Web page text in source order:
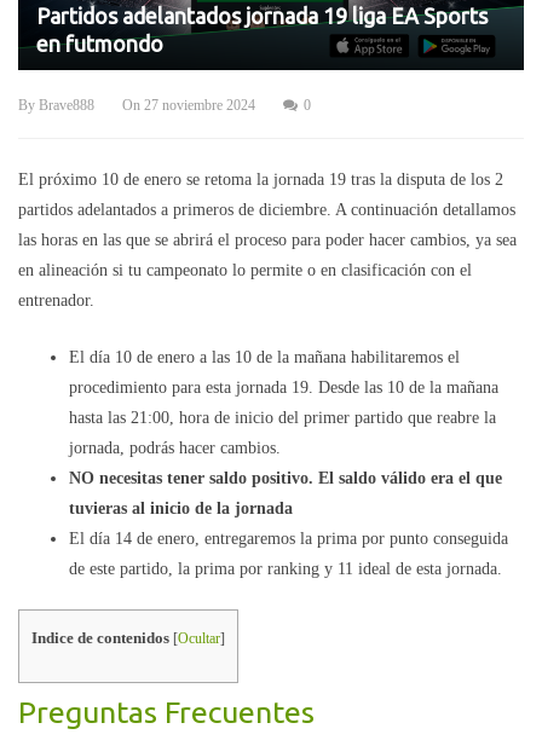
Partidos adelantados jornada 19 liga EA Sports
en futmondo
By Brave888 On 27 noviembre 2024 0
El próximo 10 de enero se retoma la jornada 19 tras la disputa de los 2
partidos adelantados a primeros de diciembre. A continuación detallamos
las horas en las que se abrirá el proceso para poder hacer cambios, ya sea
en alineación si tu campeonato lo permite o en clasificación con el
entrenador.
El día 10 de enero a las 10 de la mañana habilitaremos el
procedimiento para esta jornada 19. Desde las 10 de la mañana
hasta las 21:00, hora de inicio del primer partido que reabre la
jornada, podrás hacer cambios.
NO necesitas tener saldo positivo. El saldo válido era el que
tuvieras al inicio de la jornada
El día 14 de enero, entregaremos la prima por punto conseguida
de este partido, la prima por ranking y 11 ideal de esta jornada.
Indice de contenidos [Ocultar]
Preguntas Frecuentes